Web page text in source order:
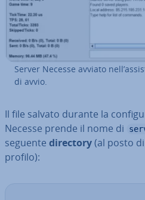
Server Necesse avviato
di avvio.
Il file salvato durante la
Necesse prende il nome di
seguente directory(al posto di
profilo):